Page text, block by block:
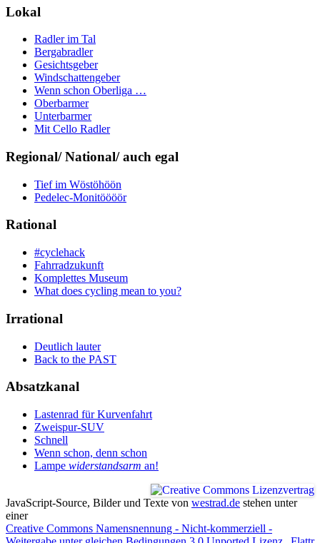
Lokal
Radler im Tal
Bergabradler
Gesichtsgeber
Windschattengeber
Wenn schon Oberliga …
Oberbarmer
Unterbarmer
Mit Cello Radler
Regional/ National/ auch egal
Tief im Wöstöhöön
Pedelec-Monitöööör
Rational
#cyclehack
Fahrradzukunft
Komplettes Museum
What does cycling mean to you?
Irrational
Deutlich lauter
Back to the PAST
Absatzkanal
Lastenrad für Kurvenfahrt
Zweispur-SUV
Schnell
Wenn schon, denn schon
Lampe widerstandsarm an!
JavaScript-Source, Bilder und Texte von westrad.de stehen unter
einer
Creative Commons Namensnennung - Nicht-kommerziell -